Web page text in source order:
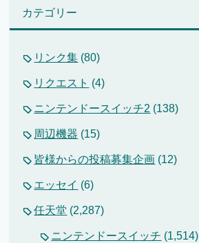
カテゴリー
リンク集 (80)
リクエスト (4)
ニンテンドースイッチ2 (138)
周辺機器 (15)
皆様からの投稿募集企画 (12)
エッセイ (6)
任天堂 (2,287)
ニンテンドースイッチ (1,514)